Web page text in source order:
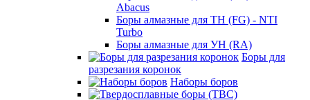
Abacus
Боры алмазные для ТН (FG) - NTI
Turbo
Боры алмазные для УН (RA)
Боры для
разрезания коронок
Наборы боров